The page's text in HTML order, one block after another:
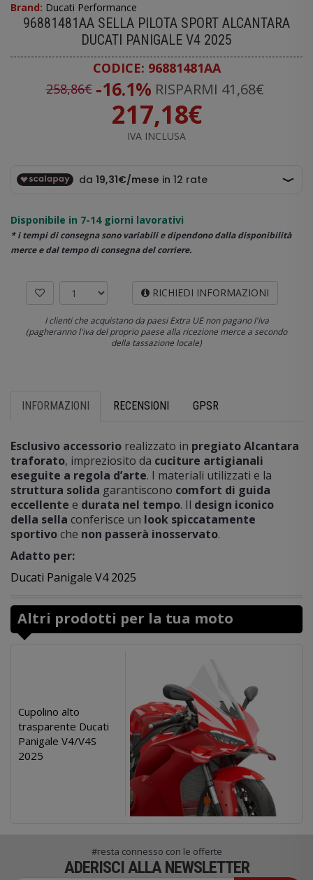
Brand: Ducati Performance
96881481AA SELLA PILOTA SPORT ALCANTARA
DUCATI PANIGALE V4 2025
CODICE: 96881481AA
258,86€ -16.1% RISPARMI 41,68€
217,18€
IVA INCLUSA
Disponibile in 7-14 giorni lavorativi
* i tempi di consegna sono variabili e dipendono dalla disponibilità
merce e dal tempo di consegna del corriere.
RICHIEDI INFORMAZIONI
I clienti che acquistano da paesi Extra UE non pagano l'iva
(pagheranno l'iva del proprio paese alla ricezione merce a secondo
della tassazione locale)
INFORMAZIONI RECENSIONI GPSR
Esclusivo accessorio realizzato in pregiato Alcantara
traforato, impreziosito da cuciture artigianali
eseguite a regola d’arte. I materiali utilizzati e la
struttura solida garantiscono comfort di guida
eccellente e durata nel tempo. Il design iconico
della sella conferisce un look spiccatamente
sportivoche non passerà inosservato.
Adatto per:
Ducati Panigale V4 2025
Altri prodotti per la tua moto
Cupolino alto
trasparente Ducati
Panigale V4/V4S
2025
#resta connesso con le offerte
ADERISCI ALLA NEWSLETTER